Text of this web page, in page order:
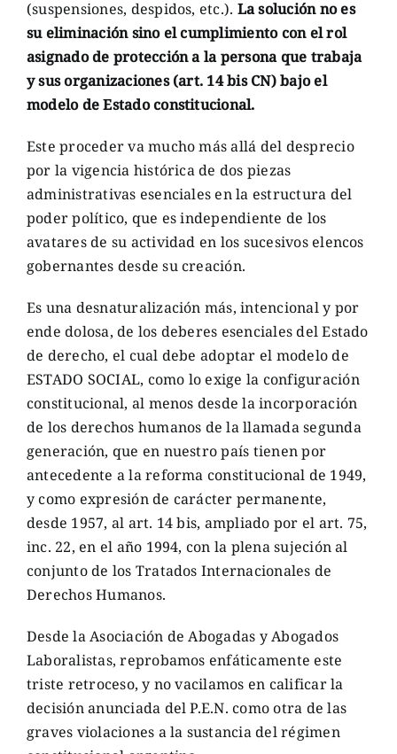
(suspensiones, despidos, etc.). La solución no es
su eliminación sino el cumplimiento con el rol
asignado de protección a la persona que trabaja
y sus organizaciones (art. 14 bis CN) bajo el
modelo de Estado constitucional.
Este proceder va mucho más allá del desprecio
por la vigencia histórica de dos piezas
administrativas esenciales en la estructura del
poder político, que es independiente de los
avatares de su actividad en los sucesivos elencos
gobernantes desde su creación.
Es una desnaturalización más, intencional y por
ende dolosa, de los deberes esenciales del Estado
de derecho, el cual debe adoptar el modelo de
ESTADO SOCIAL, como lo exige la configuración
constitucional, al menos desde la incorporación
de los derechos humanos de la llamada segunda
generación, que en nuestro país tienen por
antecedente a la reforma constitucional de 1949,
y como expresión de carácter permanente,
desde 1957, al art. 14 bis, ampliado por el art. 75,
inc. 22, en el año 1994, con la plena sujeción al
conjunto de los Tratados Internacionales de
Derechos Humanos.
Desde la Asociación de Abogadas y Abogados
Laboralistas, reprobamos enfáticamente este
triste retroceso, y no vacilamos en calificar la
decisión anunciada del P.E.N. como otra de las
graves violaciones a la sustancia del régimen